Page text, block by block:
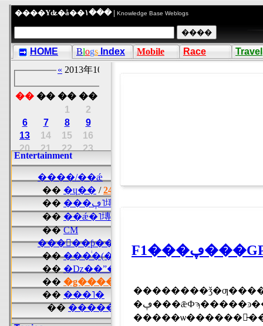
����Υʥ�å��١��� | Knowledge Base Weblogs
HOME Blogs Index Mobile Race Travel
�ڥ���ǣФϡ�����ͽ���ѣ��ؤȿʤ����ͽ������ľ���Υ���ǥ������ϡ����������ϩ�̲��٣�������٣����󡢥ɥ饤����ǥ������ȤʤäƤ��롣